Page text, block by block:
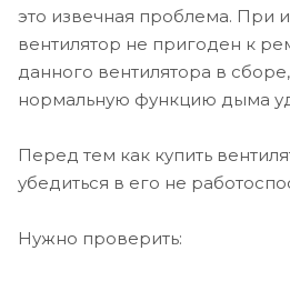
это извечная проблема. При
вентилятор не пригоден к
данного вентилятора в
нормальную функцию дыма
Перед тем как купить
убедиться в его не
Нужно проверить: